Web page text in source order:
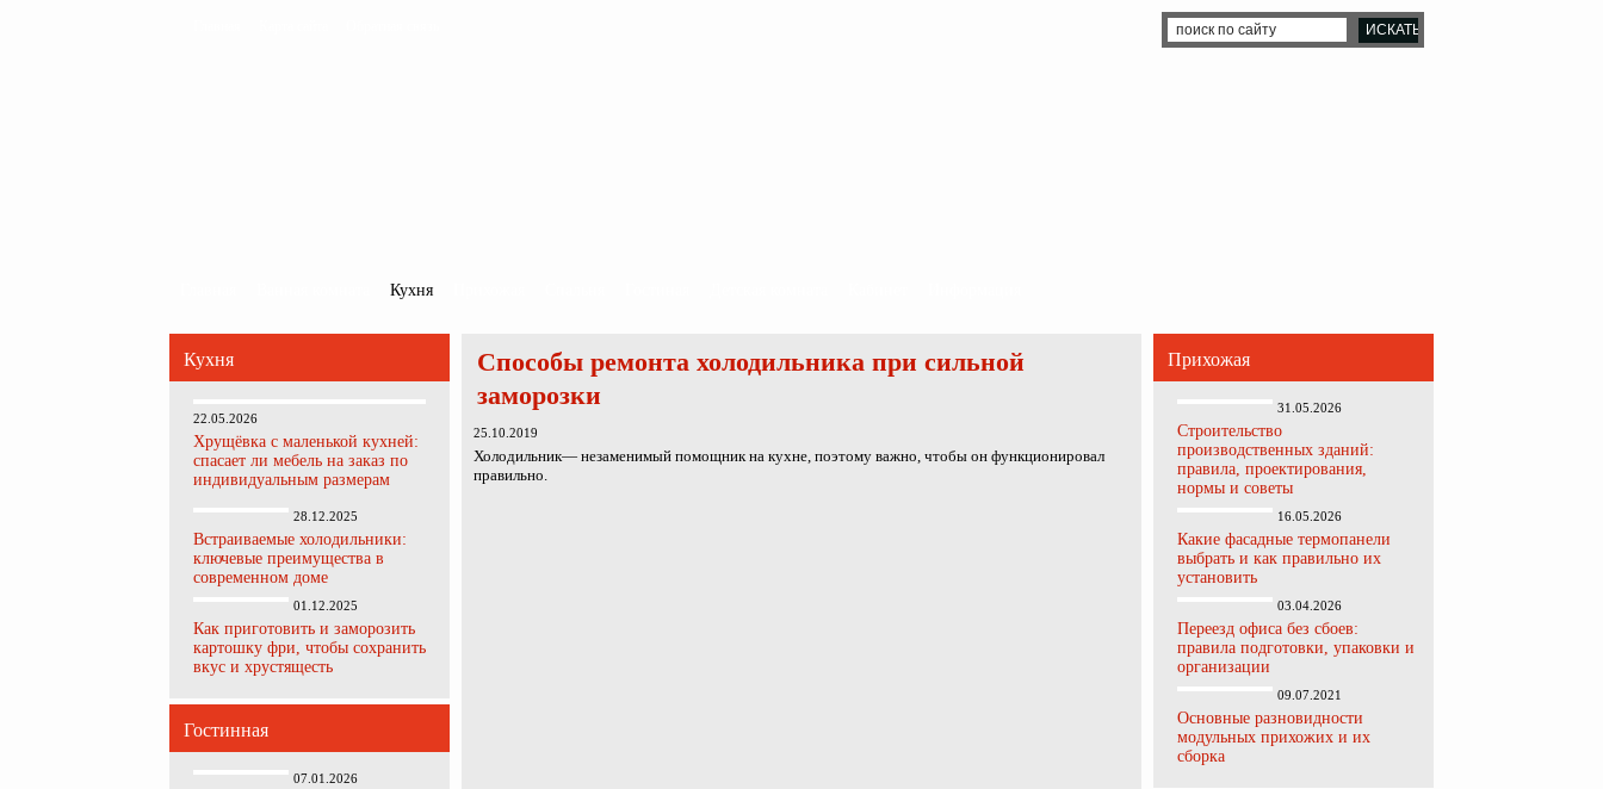
Кухня
Кухня
22.05.2026
Хрущёвка с маленькой кухней:
спасает ли мебель на заказ по
индивидуальным размерам
28.12.2025
Встраиваемые холодильники:
ключевые преимущества в
современном доме
01.12.2025
Как приготовить и заморозить
картошку фри, чтобы сохранить
вкус и хрустящесть
Гостинная
07.01.2026
Прихожая
31.05.2026
Строительство
производственных зданий:
правила, проектирования,
нормы и советы
16.05.2026
Какие фасадные термопанели
выбрать и как правильно их
установить
03.04.2026
Переезд офиса без сбоев:
правила подготовки, упаковки и
организации
09.07.2021
Основные разновидности
модульных прихожих и их
сборка
Способы ремонта холодильника при сильной
заморозки
25.10.2019
Холодильник— незаменимый помощник на кухне, поэтому важно, чтобы он функционировал
правильно.